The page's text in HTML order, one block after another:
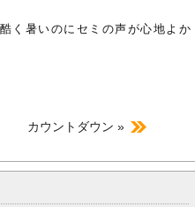
く暑いのにセミの声が心地よか
カウントダウン »